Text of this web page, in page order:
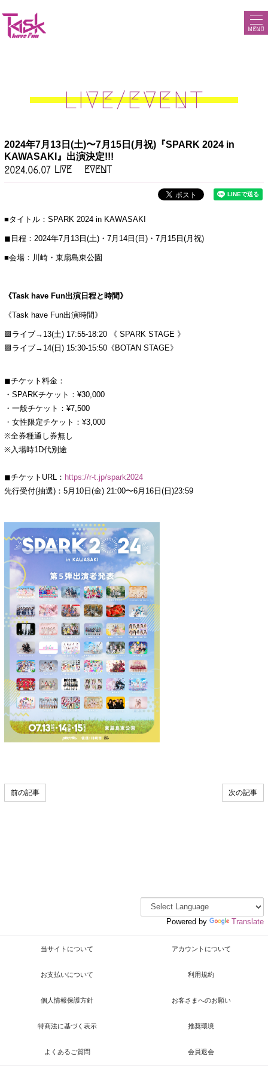
MENU
LIVE/EVENT
2024年7月13日(土)〜7月15日(月祝)『SPARK 2024 in
KAWASAKI』出演決定!!!
2024.06.07 LIVE EVENT
■タイトル：SPARK 2024 in KAWASAKI
◼︎日程：2024年7月13日(土)・7月14日(日)・7月15日(月祝)
■会場：川崎・東扇島東公園
《Task have Fun出演日程と時間》
《Task have Fun出演時間》
🟪ライブ→13(土) 17:55-18:20 《 SPARK STAGE 》
🟪ライブ→14(日) 15:30-15:50《BOTAN STAGE》
◼︎チケット料金：
・SPARKチケット：¥30,000
・一般チケット：¥7,500
・女性限定チケット：¥3,000
※全券種通し券無し
※入場時1D代別途
◼︎チケットURL： https://r-t.jp/spark2024
先行受付(抽選)：5月10日(金) 21:00〜6月16日(日)23:59
次の記事
前の記事
Powered by Translate
当サイトについて アカウントについて
お支払いについて 利用規約
個人情報保護方針 お客さまへのお願い
特商法に基づく表示 推奨環境
よくあるご質問 会員退会